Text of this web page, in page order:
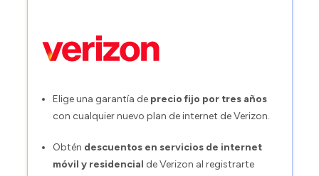
Elige una garantía de precio fijo por tres años
con cualquier nuevo plan de internet de Verizon.
Obtén descuentos en servicios de internet
móvil y residencial de Verizon al registrarte